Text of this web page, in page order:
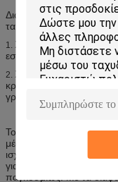
Διακόσμηση τοίχων και
τα κεραμικά κεραμίδια,
1. Χρησιμοποιώντας
εστιατόρια, λέσχες,
2. Χρησιμοποιώντας
κρεβατιών, δωμάτιο
γραφείου και ντουλάπια.
Το γυαλί SYSEN είναι
μέσω υψηλού
ισχυρό όμορφο στερεό
για την εμπορική και
παγκοσμίως. Με τα